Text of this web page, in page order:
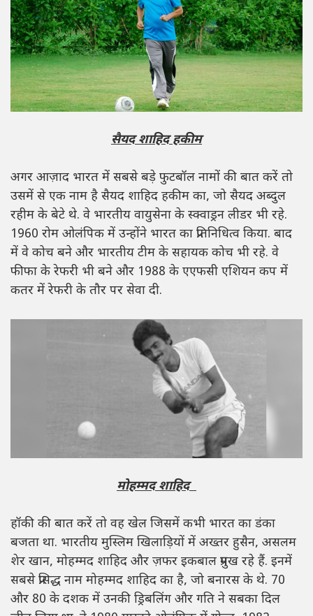
सैयद शाहिद हकीम
अगर आज़ाद भारत में सबसे बड़े फुटबॉल नामों की बात करें तो
उसमें से एक नाम है सैयद शाहिद हकीम का, जो सैयद अब्दुल
रहीम के बेटे थे. वे भारतीय वायुसेना के स्क्वाड्रन लीडर भी रहे.
1960 रोम ओलंपिक में उन्होंने भारत का प्रतिनिधित्व किया. बाद
में वे कोच बने और भारतीय टीम के सहायक कोच भी रहे. वे
फीफा के रेफरी भी बने और 1988 के एएफसी एशियन कप में
कतर में रेफरी के तौर पर सेवा दी.
मोहम्मद शाहिद
हॉकी की बात करें तो वह खेल जिसमें कभी भारत का डंका
बजता था. भारतीय मुस्लिम खिलाड़ियों में अख्तर हुसैन, असलम
शेर खान, मोहम्मद शाहिद और ज़फर इकबाल प्रमुख रहे हैं. इनमें
सबसे प्रसिद्ध नाम मोहम्मद शाहिद का है, जो बनारस के थे. 70
और 80 के दशक में उनकी ड्रिबलिंग और गति ने सबका दिल